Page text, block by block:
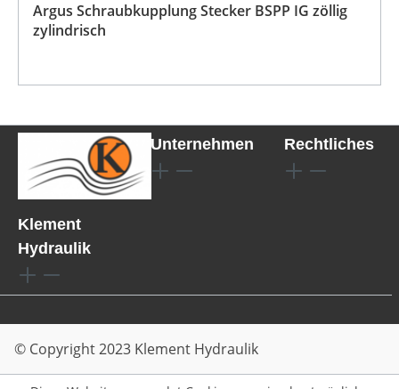
Argus Schraubkupplung Stecker BSPP IG zöllig
zylindrisch
Klement
Hydraulik
Unternehmen Rechtliches
© Copyright 2023 Klement Hydraulik